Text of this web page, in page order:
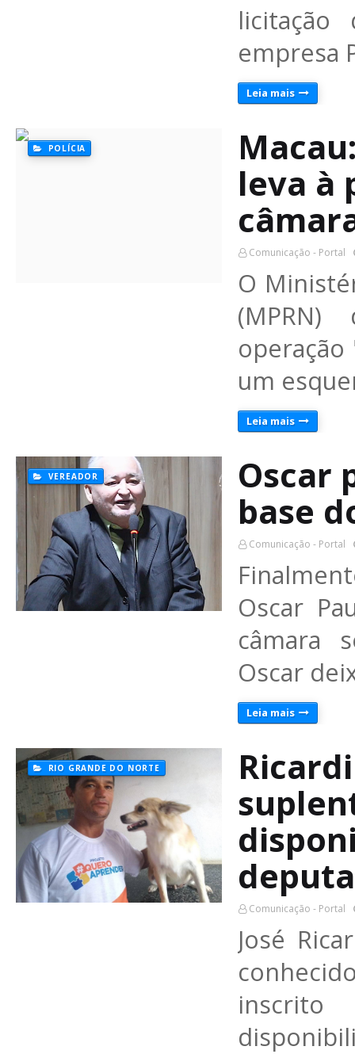
empresa
Leia mais
POLÍCIA
leva à
Comunicação - Portal
O
um
Leia mais
VEREADOR
Oscar
base
Comunicação - Portal
Oscar
câmara
Oscar
Leia mais
RIO GRANDE DO NORTE
Comunicação - Portal
José
inscrito